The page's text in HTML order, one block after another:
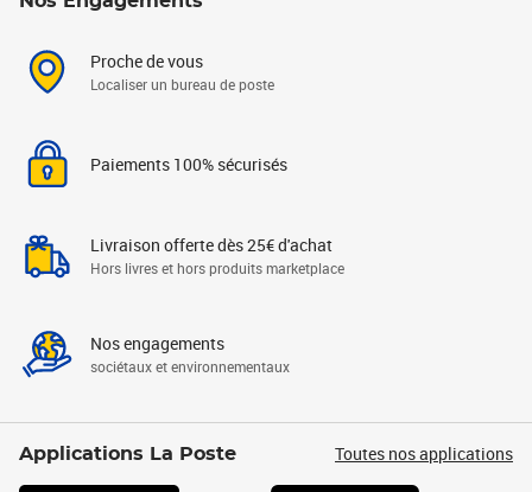
Proche de vous
Localiser un bureau de poste
Paiements 100% sécurisés
Livraison offerte dès 25€ d'achat
Hors livres et hors produits marketplace
Nos engagements
sociétaux et environnementaux
Applications La Poste Toutes nos applications